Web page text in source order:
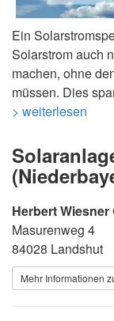
Ein
Solarstrom auch
machen, ohne
müssen. Dies
> weiterlesen
Herbert
Masurenweg 4
84028 Landshut
Mehr Informationen